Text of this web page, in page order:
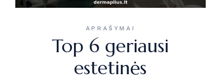
APRAŠYMAI
Top 6 geriausi
estetinės